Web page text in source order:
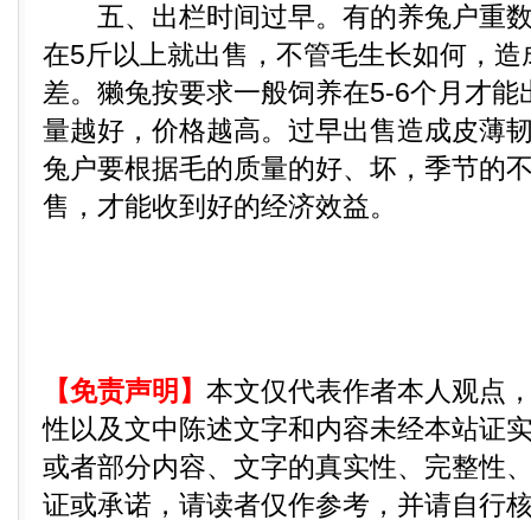
五、出栏时间过早。有的养兔户重数
在5斤以上就出售，不管毛生长如何，
差。獭兔按要求一般饲养在5-6个月才
量越好，价格越高。过早出售造成皮薄
兔户要根据毛的质量的好、坏，季节的
售，才能收到好的经济效益。
【免责声明】 本文仅代表作者本人观点
性以及文中陈述文字和内容未经本站证
或者部分内容、文字的真实性、完整性
证或承诺，请读者仅作参考，并请自行